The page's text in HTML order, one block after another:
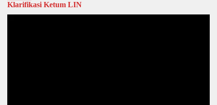
Klarifikasi Ketum LIN